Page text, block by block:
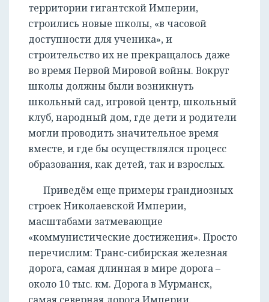
территории гигантской Империи,
строились новые школы, «в часовой
доступности для ученика», и
строительство их не прекращалось даже
во время Первой Мировой войны. Вокруг
школы должны были возникнуть
школьный сад, игровой центр, школьный
клуб, народный дом, где дети и родители
могли проводить значительное время
вместе, и где бы осуществлялся процесс
образования, как детей, так и взрослых.
Приведём еще примеры грандиозных
строек Николаевской Империи,
масштабами затмевающие
«коммунистические достижения». Просто
перечислим: Транс-сибирская железная
дорога, самая длинная в мире дорога ‒
около 10 тыс. км. Дорога в Мурманск,